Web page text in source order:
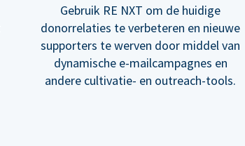
Gebruik RE NXT om de huidige
donorrelaties te verbeteren en nieuwe
supporters te werven door middel van
dynamische e-mailcampagnes en
andere cultivatie- en outreach-tools.